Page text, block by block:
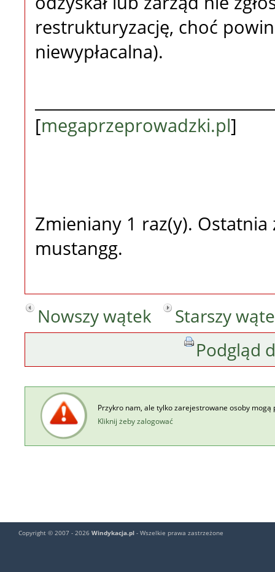
restrukturyzację, choć
niewypłacalna).
[megaprzeprowadzki.pl]
Zmieniany 1 raz(y).
mustangg.
Nowszy wątek
Starszy
Podgląd
Przykro nam, ale tylko zarejestrowane osoby mogą
Kliknij żeby zalogować
Copyright © 2007 - 2026 Windykacja.pl - Wszelkie prawa zastrzeżone